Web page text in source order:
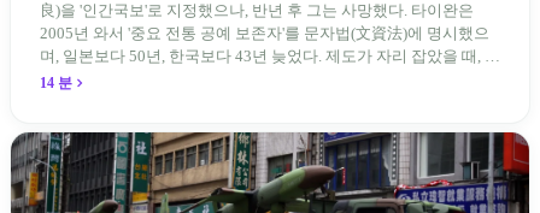
良)을 '인간국보'로 지정했으나, 반년 후 그는 사망했다. 타이완은
2005년 와서 '중요 전통 공예 보존자'를 문자법(文資法)에 명시했으
며, 일본보다 50년, 한국보다 43년 늦었다. 제도가 자리 잡았을 때, 제
자 제도는 이미 1970-80년대 산업화 과정에서 붕괴되었다. 600여 명
14 분